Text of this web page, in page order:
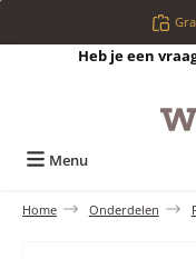
Ga naar de hoofdinhoud
Heb je een
Menu
Home Onderdelen